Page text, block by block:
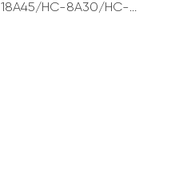
18A45/HC-8A30/HC-